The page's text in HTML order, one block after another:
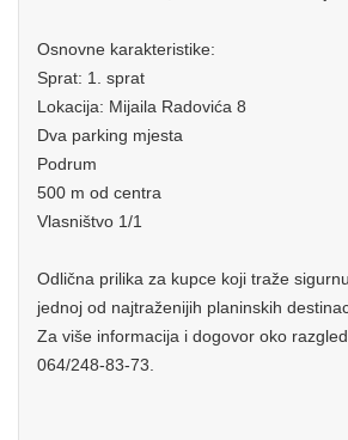
Osnovne karakteristike:
Sprat: 1. sprat
Lokacija: Mijaila Radovića 8
Dva parking mjesta
Podrum
500 m od centra
Vlasništvo 1/1
Odlična prilika za kupce koji traže
jednoj od najtraženijih planinskih
Za više informacija i dogovor oko
064/248-83-73.